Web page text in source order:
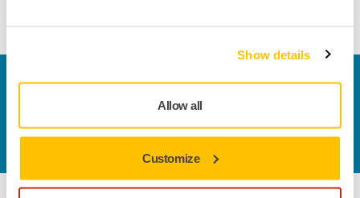
Show details
Allow all
Customize
Vegye fel velünk a kapcsolatot
Szeretne többet tudni?Kérjük, vegye fel velünk a
kapcsolatotés szakértő Támogató csapatunk